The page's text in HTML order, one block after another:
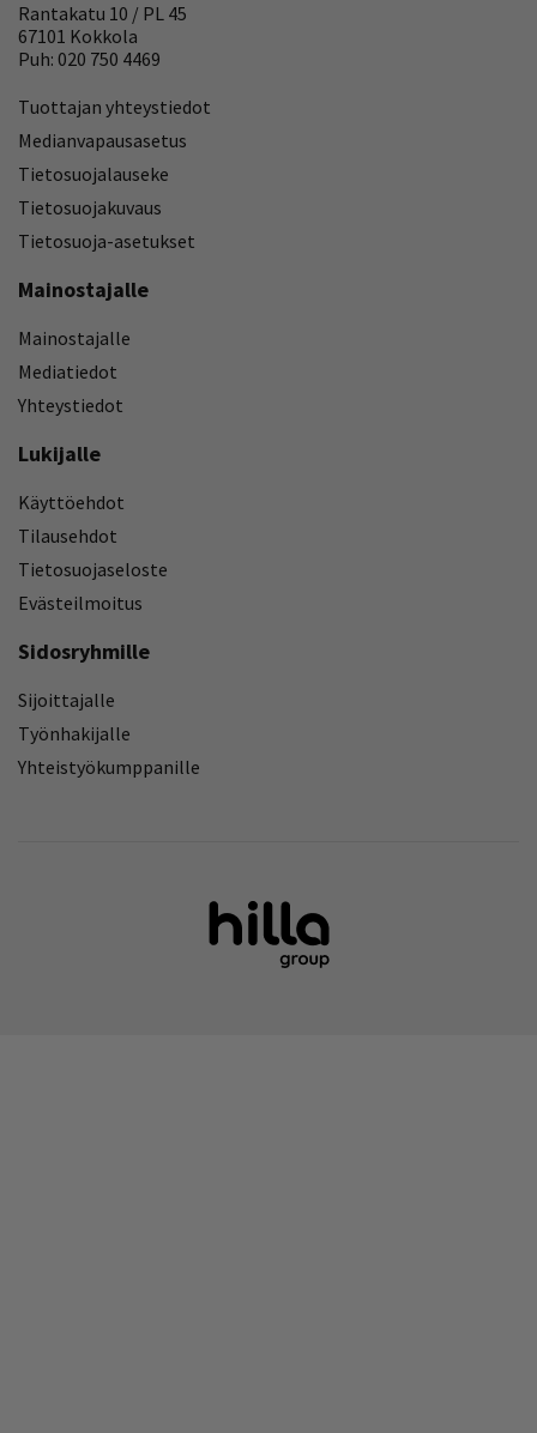
Rantakatu 10 / PL 45
67101 Kokkola
Puh: 020 750 4469
Tuottajan yhteystiedot
Medianvapausasetus
Tietosuojalauseke
Tietosuojakuvaus
Tietosuoja-asetukset
Mainostajalle
Mainostajalle
Mediatiedot
Yhteystiedot
Lukijalle
Käyttöehdot
Tilausehdot
Tietosuojaseloste
Evästeilmoitus
Sidosryhmille
Sijoittajalle
Työnhakijalle
Yhteistyökumppanille